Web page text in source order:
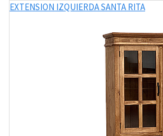
EXTENSION IZQUIERDA SANTA RITA